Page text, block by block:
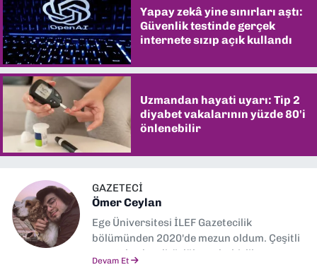
Yapay zekâ yine sınırları aştı:
Güvenlik testinde gerçek
internete sızıp açık kullandı
Uzmandan hayati uyarı: Tip 2
diyabet vakalarının yüzde 80'i
önlenebilir
GAZETECİ
Ömer Ceylan
Ege Üniversitesi İLEF Gazetecilik
bölümünden 2020'de mezun oldum. Çeşitli
gazetelerde editörlük, muhabirlik yaptım.
Devam Et